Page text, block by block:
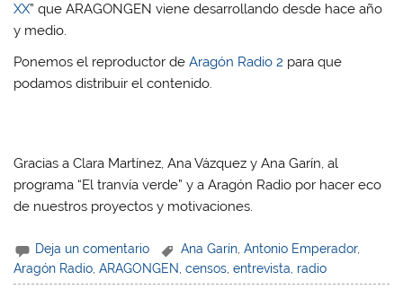
XX” que ARAGONGEN viene desarrollando desde hace año
y medio.
Ponemos el reproductor deAragón Radio 2 para que
podamos distribuir el contenido.
Gracias a Clara Martínez, Ana Vázquez y Ana Garín, al
programa “El tranvía verde” y a Aragón Radio por hacer eco
de nuestros proyectos y motivaciones.
Deja un comentario Ana Garín,Antonio Emperador,
Aragón Radio ,ARAGONGEN ,censos ,entrevista radio